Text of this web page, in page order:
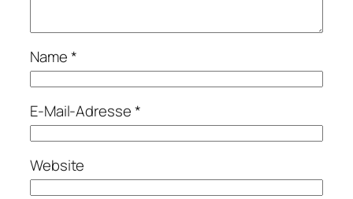
Name*
E-Mail-Adresse*
Website